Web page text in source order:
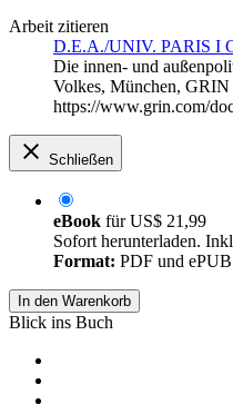
Arbeit zitieren
D.E.A./UNIV. PARIS I
Die innen- und
Volkes, München, GRIN
https://www.grin.com/
Schließen
eBook fürUS$ 21,99
Sofort herunterladen.
Format: PDF und
In den Warenkorb
Blick ins Buch